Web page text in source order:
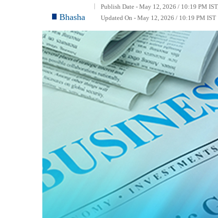
Bhasha
Publish Date - May 12, 2026 / 10:19 PM
Updated On - May 12, 2026 / 10:19 PM IST